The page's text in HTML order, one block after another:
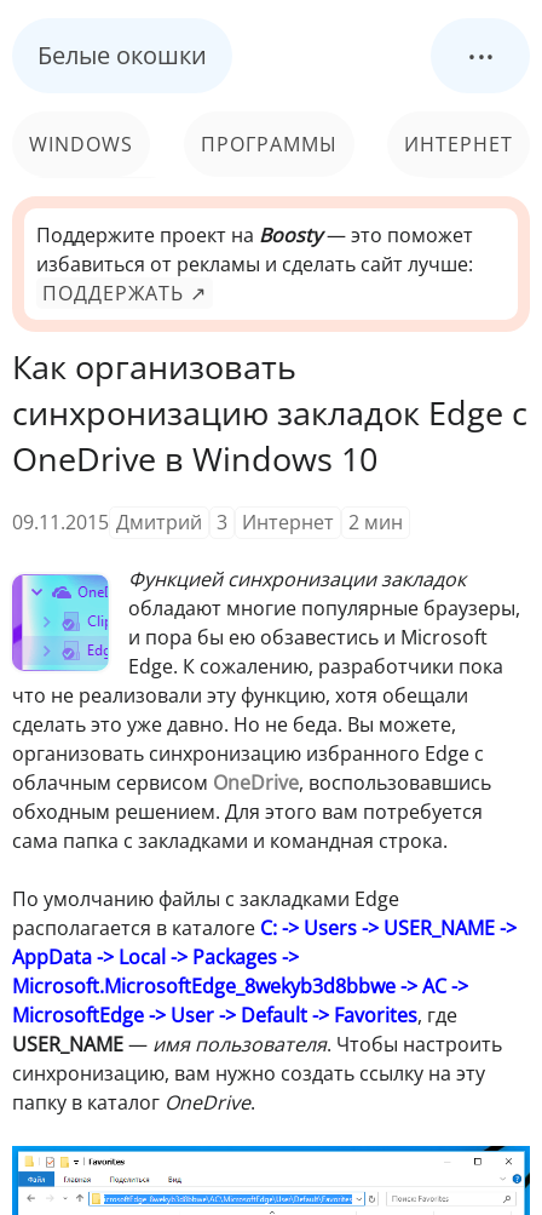
Белые окошки ...
WINDOWS ПРОГРАММЫ ИНТЕРНЕТ
КОМПЬЮТЕР
СИСТЕМА
Поддержите проект на Boosty— это поможет
избавиться от рекламы и сделать сайт лучше:
ПОДДЕРЖАТЬ ↗
Как организовать
синхронизацию закладок Edge с
OneDrive в Windows 10
09.11.2015 Дмитрий 3 Интернет 2 мин
Функцией синхронизации закладок
обладают многие популярные браузеры,
и пора бы ею обзавестись и Microsoft
Edge. К сожалению, разработчики пока
что не реализовали эту функцию, хотя обещали
сделать это уже давно. Но не беда. Вы можете,
организовать синхронизацию избранного Edge с
облачным сервисом OneDrive, воспользовавшись
обходным решением. Для этого вам потребуется
сама папка с закладками и командная строка.
По умолчанию файлы с закладками Edge
располагается в каталоге C: -> Users -> USER_NAME ->
AppData -> Local -> Packages ->
Microsoft.MicrosoftEdge_8wekyb3d8bbwe -> AC ->
MicrosoftEdge -> User -> Default -> Favorites, где
USER_NAME— имя пользователя. Чтобы настроить
синхронизацию, вам нужно создать ссылку на эту
папку в каталог OneDrive.